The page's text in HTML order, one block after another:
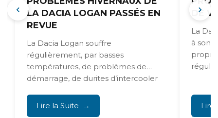
LA DACIA LOGAN PASSÉS EN
REVUE
La Dacia Logan souffre
régulièrement, par basses
températures, de problèmes de
démarrage, de durites d’intercooler
Ces...Lire la Suite
DE
La
à son
Lire